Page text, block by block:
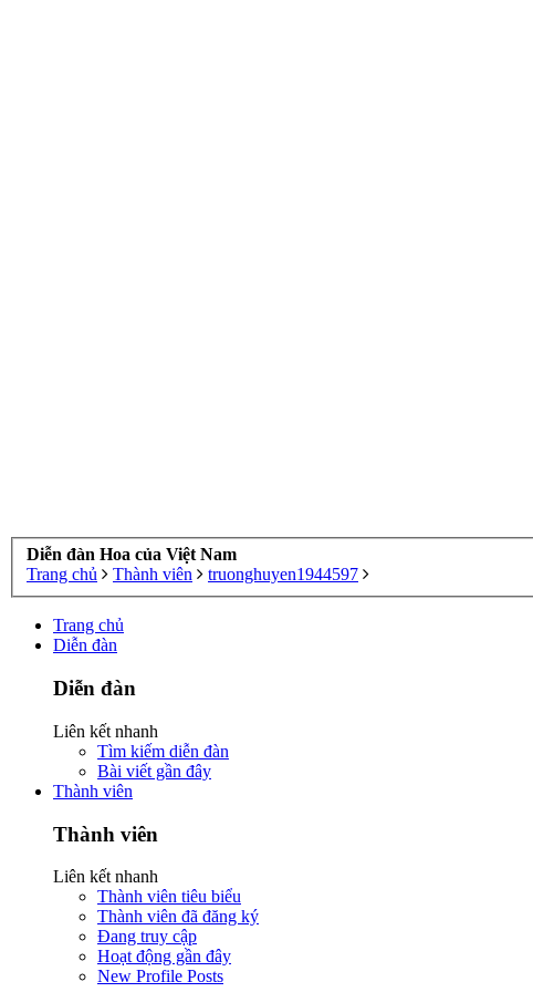
Diễn đàn Hoa của Việt Nam
Trang chủ
Thành viên truonghuyen1944597
Trang chủ
Diễn đàn
Diễn đàn
Liên kết nhanh
Tìm kiếm diễn đàn
Bài viết gần đây
Thành viên
Thành viên
Liên kết nhanh
Thành viên tiêu biểu
Thành viên đã đăng ký
Đang truy cập
Hoạt động gần đây
New Profile Posts